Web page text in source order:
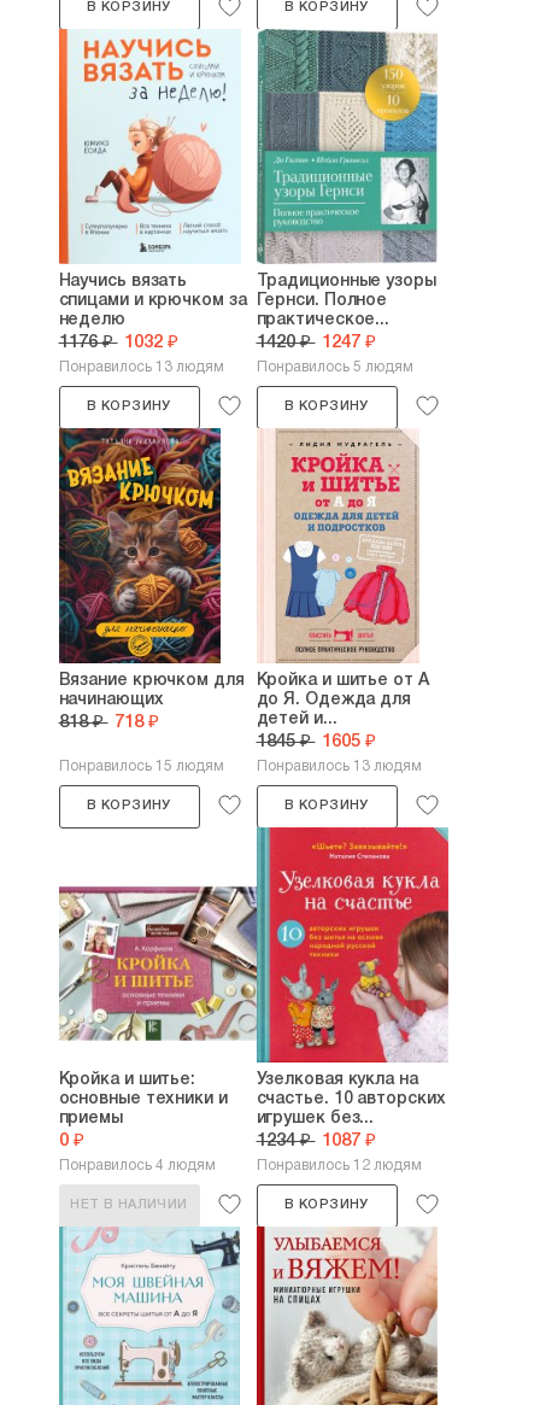
В КОРЗИНУ В КОРЗИНУ
Научись вязать
спицами и крючком за
неделю
1176 ₽ 1032 ₽
Понравилось 13 людям
В КОРЗИНУ
Традиционные узоры
Гернси. Полное
практическое...
1420 ₽ 1247 ₽
Понравилось 5 людям
В КОРЗИНУ
Вязание крючком для
начинающих
818 ₽ 718 ₽
Понравилось 15 людям
В КОРЗИНУ
Кройка и шитье от А
до Я. Одежда для
детей и...
1845 ₽ 1605 ₽
Понравилось 13 людям
В КОРЗИНУ
Кройка и шитье:
основные техники и
приемы
0 ₽
Понравилось 4 людям
НЕТ В НАЛИЧИИ
Узелковая кукла на
счастье. 10 авторских
игрушек без...
1234 ₽ 1087 ₽
Понравилось 12 людям
В КОРЗИНУ